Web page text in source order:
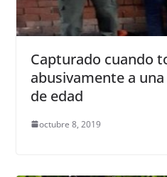
Capturado cuando
abusivamente a
de edad
octubre 8, 2019